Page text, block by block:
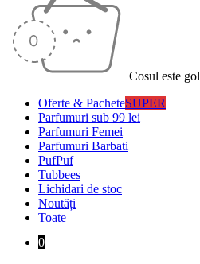
Cosul este gol
Oferte & PacheteSUPER
Parfumuri sub 99 lei
Parfumuri Femei
Parfumuri Barbati
PufPuf
Tubbees
Lichidari de stoc
Noutăți
Toate
0